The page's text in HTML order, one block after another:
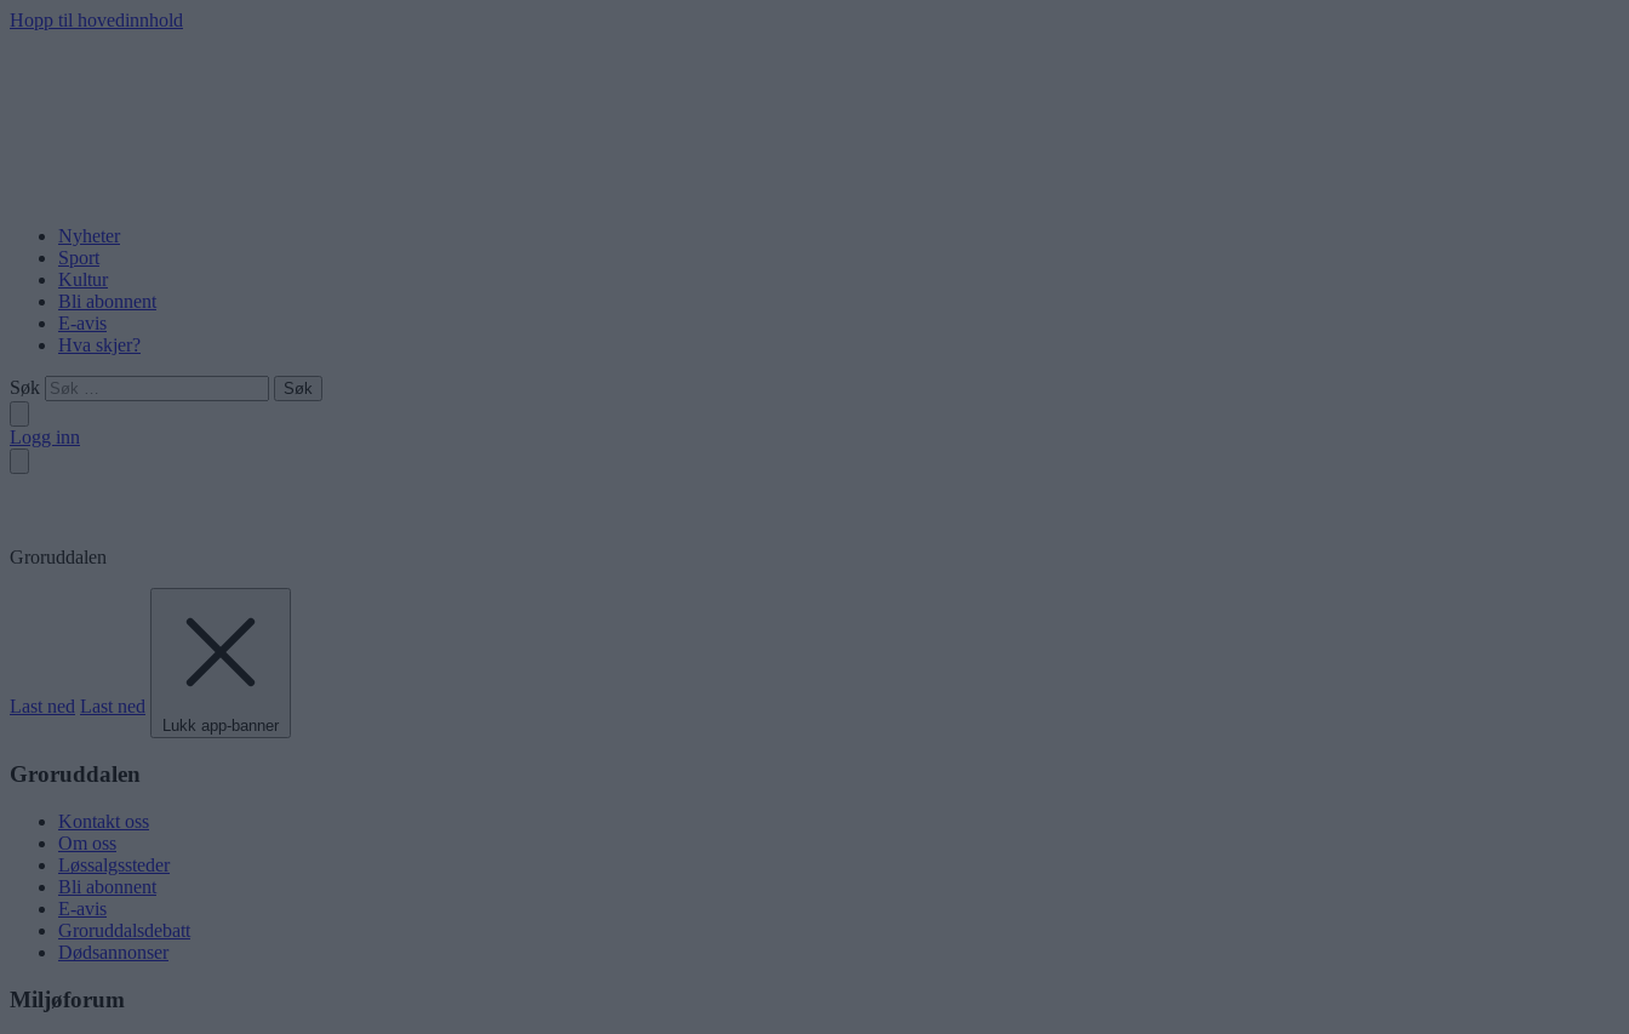
Hopp til hovedinnhold
Nyheter
Sport
Kultur
Bli abonnent
E-avis
Hva skjer?
Søk
Logg inn
Groruddalen
Last ned Last ned
Lukk app-banner
Groruddalen
Kontakt oss
Om oss
Løssalgssteder
Bli abonnent
E-avis
Groruddalsdebatt
Dødsannonser
Miljøforum